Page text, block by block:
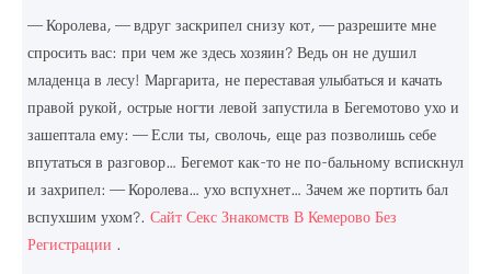
— Королева, — вдруг заскрипел снизу кот, — разрешите мне
спросить вас: при чем же здесь хозяин? Ведь он не душил
младенца в лесу! Маргарита, не переставая улыбаться и качать
правой рукой, острые ногти левой запустила в Бегемотово ухо и
зашептала ему: — Если ты, сволочь, еще раз позволишь себе
впутаться в разговор… Бегемот как-то не по-бальному вспискнул
и захрипел: — Королева… ухо вспухнет… Зачем же портить бал
вспухшим ухом?. Сайт Секс Знакомств В Кемерово Без
Регистрации .